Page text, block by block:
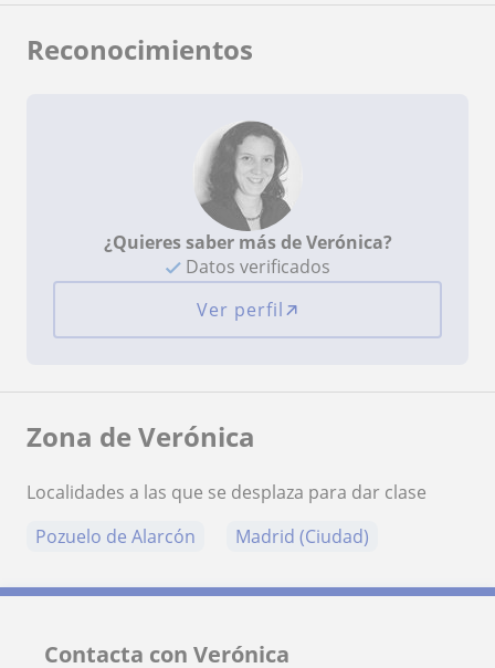
Reconocimientos
¿Quieres saber más de Verónica?
Datos verificados
Ver perfil
Zona de Verónica
Localidades a las que se desplaza para dar clase
Pozuelo de Alarcón
Madrid (Ciudad)
Contacta con Verónica